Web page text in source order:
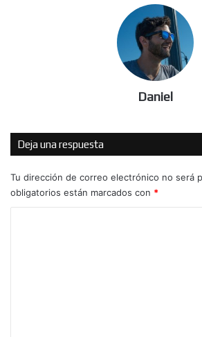
Daniel
Deja una respuesta
Tu dirección de correo electrónico no será
obligatorios están marcados con *